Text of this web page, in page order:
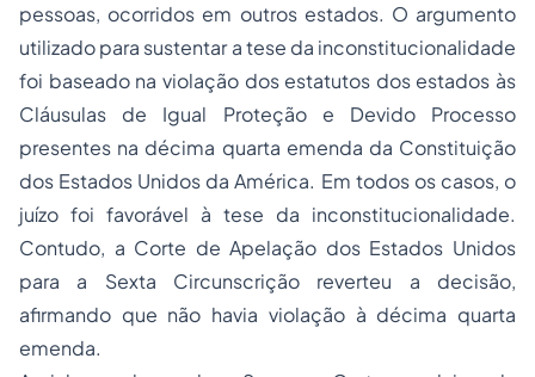
pessoas, ocorridos em outros estados. O argumento
utilizado para sustentar a tese da inconstitucionalidade
foi baseado na violação dos estatutos dos estados às
Cláusulas de Igual Proteção e Devido Processo
presentes na décima quarta emenda da Constituição
dos Estados Unidos da América. Em todos os casos, o
juízo foi favorável à tese da inconstitucionalidade.
Contudo, a Corte de Apelação dos Estados Unidos
para a Sexta Circunscrição reverteu a decisão,
afirmando que não havia violação à décima quarta
emenda.